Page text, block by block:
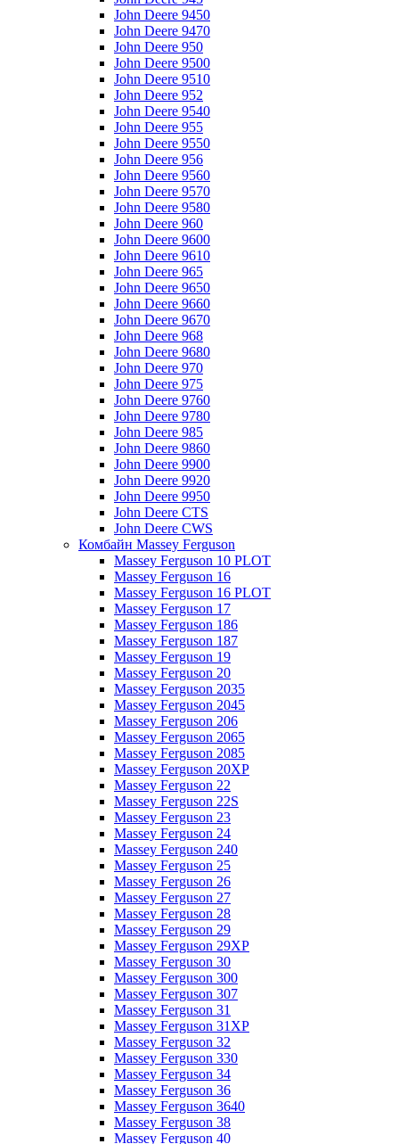
John Deere 9450
John Deere 9470
John Deere 950
John Deere 9500
John Deere 9510
John Deere 952
John Deere 9540
John Deere 955
John Deere 9550
John Deere 956
John Deere 9560
John Deere 9570
John Deere 9580
John Deere 960
John Deere 9600
John Deere 9610
John Deere 965
John Deere 9650
John Deere 9660
John Deere 9670
John Deere 968
John Deere 9680
John Deere 970
John Deere 975
John Deere 9760
John Deere 9780
John Deere 985
John Deere 9860
John Deere 9900
John Deere 9920
John Deere 9950
John Deere CTS
John Deere CWS
Комбайн Massey Ferguson
Massey Ferguson 10 PLOT
Massey Ferguson 16
Massey Ferguson 16 PLOT
Massey Ferguson 17
Massey Ferguson 186
Massey Ferguson 187
Massey Ferguson 19
Massey Ferguson 20
Massey Ferguson 2035
Massey Ferguson 2045
Massey Ferguson 206
Massey Ferguson 2065
Massey Ferguson 2085
Massey Ferguson 20XP
Massey Ferguson 22
Massey Ferguson 22S
Massey Ferguson 23
Massey Ferguson 24
Massey Ferguson 240
Massey Ferguson 25
Massey Ferguson 26
Massey Ferguson 27
Massey Ferguson 28
Massey Ferguson 29
Massey Ferguson 29XP
Massey Ferguson 30
Massey Ferguson 300
Massey Ferguson 307
Massey Ferguson 31
Massey Ferguson 31XP
Massey Ferguson 32
Massey Ferguson 330
Massey Ferguson 34
Massey Ferguson 36
Massey Ferguson 3640
Massey Ferguson 38
Massey Ferguson 40